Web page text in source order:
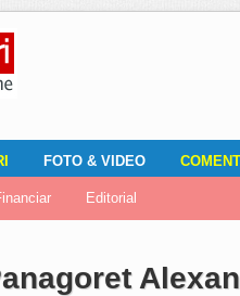
Nemulţumirile localnicilor
Editorial
Vânzări Locuri de muncă
FOTO & VIDEO